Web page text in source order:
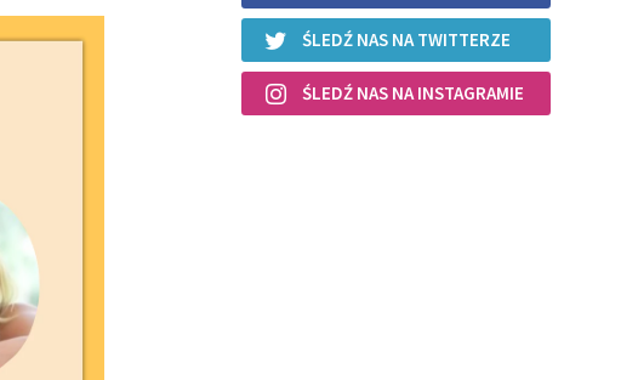
ŚLEDŹ NAS NA TWITTERZE
ŚLEDŹ NAS NA INSTAGRAMIE